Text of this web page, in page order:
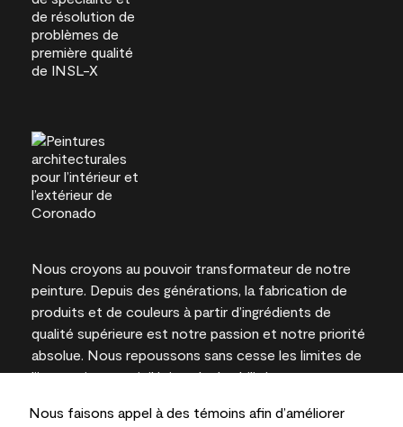
Nous faisons appel à des témoins afin d’améliorer
Nous croyons au pouvoir transformateur de notre
peinture. Depuis des générations, la fabrication de
produits et de couleurs à partir d’ingrédients de
qualité supérieure est notre passion et notre priorité
absolue. Nous repoussons sans cesse les limites de
l’innovation et privilégions la durabilité pour
l’expertise locale.